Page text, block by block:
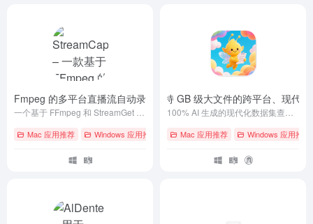
FFmpeg 的多平台直播流自动录制工具 - v1.0.2 - StreamCap
Mac 应用推荐 Windows 应用推荐 # ffmpeg # GitHub # macOS
Dataset Viewer – 一款支持 GB 级大文件的跨平台、现代
Mac 应用推荐 Windows 应用推荐